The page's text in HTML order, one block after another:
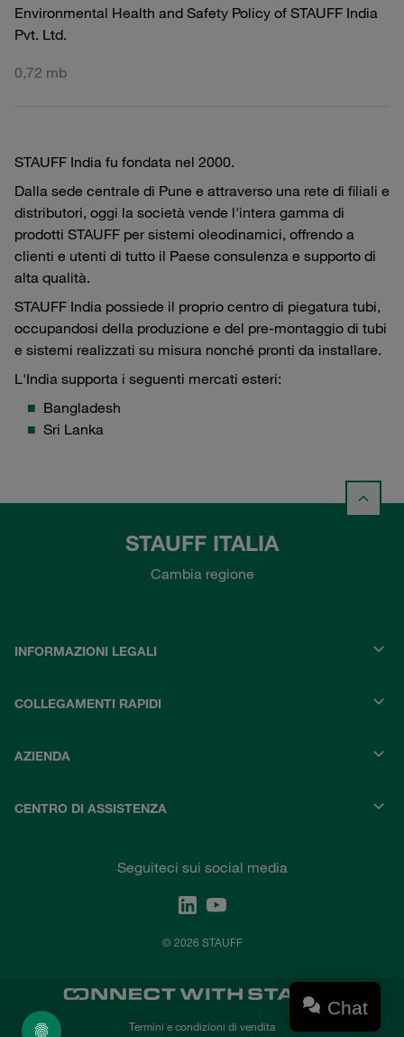
Environmental Health and Safety Policy of STAUFF India
Pvt. Ltd.
0,72 mb
STAUFF India fu fondata nel 2000.
Dalla sede centrale di Pune e attraverso una rete di filiali e
distributori, oggi la società vende l'intera gamma di
prodotti STAUFF per sistemi oleodinamici, offrendo a
clienti e utenti di tutto il Paese consulenza e supporto di
alta qualità.
STAUFF India possiede il proprio centro di piegatura tubi,
occupandosi della produzione e del pre-montaggio di tubi
e sistemi realizzati su misura nonché pronti da installare.
L'India supporta i seguenti mercati esteri:
Bangladesh
Sri Lanka
STAUFF ITALIA
Cambia regione
INFORMAZIONI LEGALI
COLLEGAMENTI RAPIDI
AZIENDA
CENTRO DI ASSISTENZA
Seguiteci sui social media
© 2026 STAUFF
Termini e condizioni di vendita
Chat